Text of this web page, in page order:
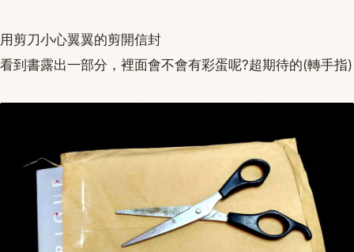
用剪刀小心翼翼的剪開信封
看到書露出一部分，裡面會不會有彩蛋呢?超期待的(轉手指)